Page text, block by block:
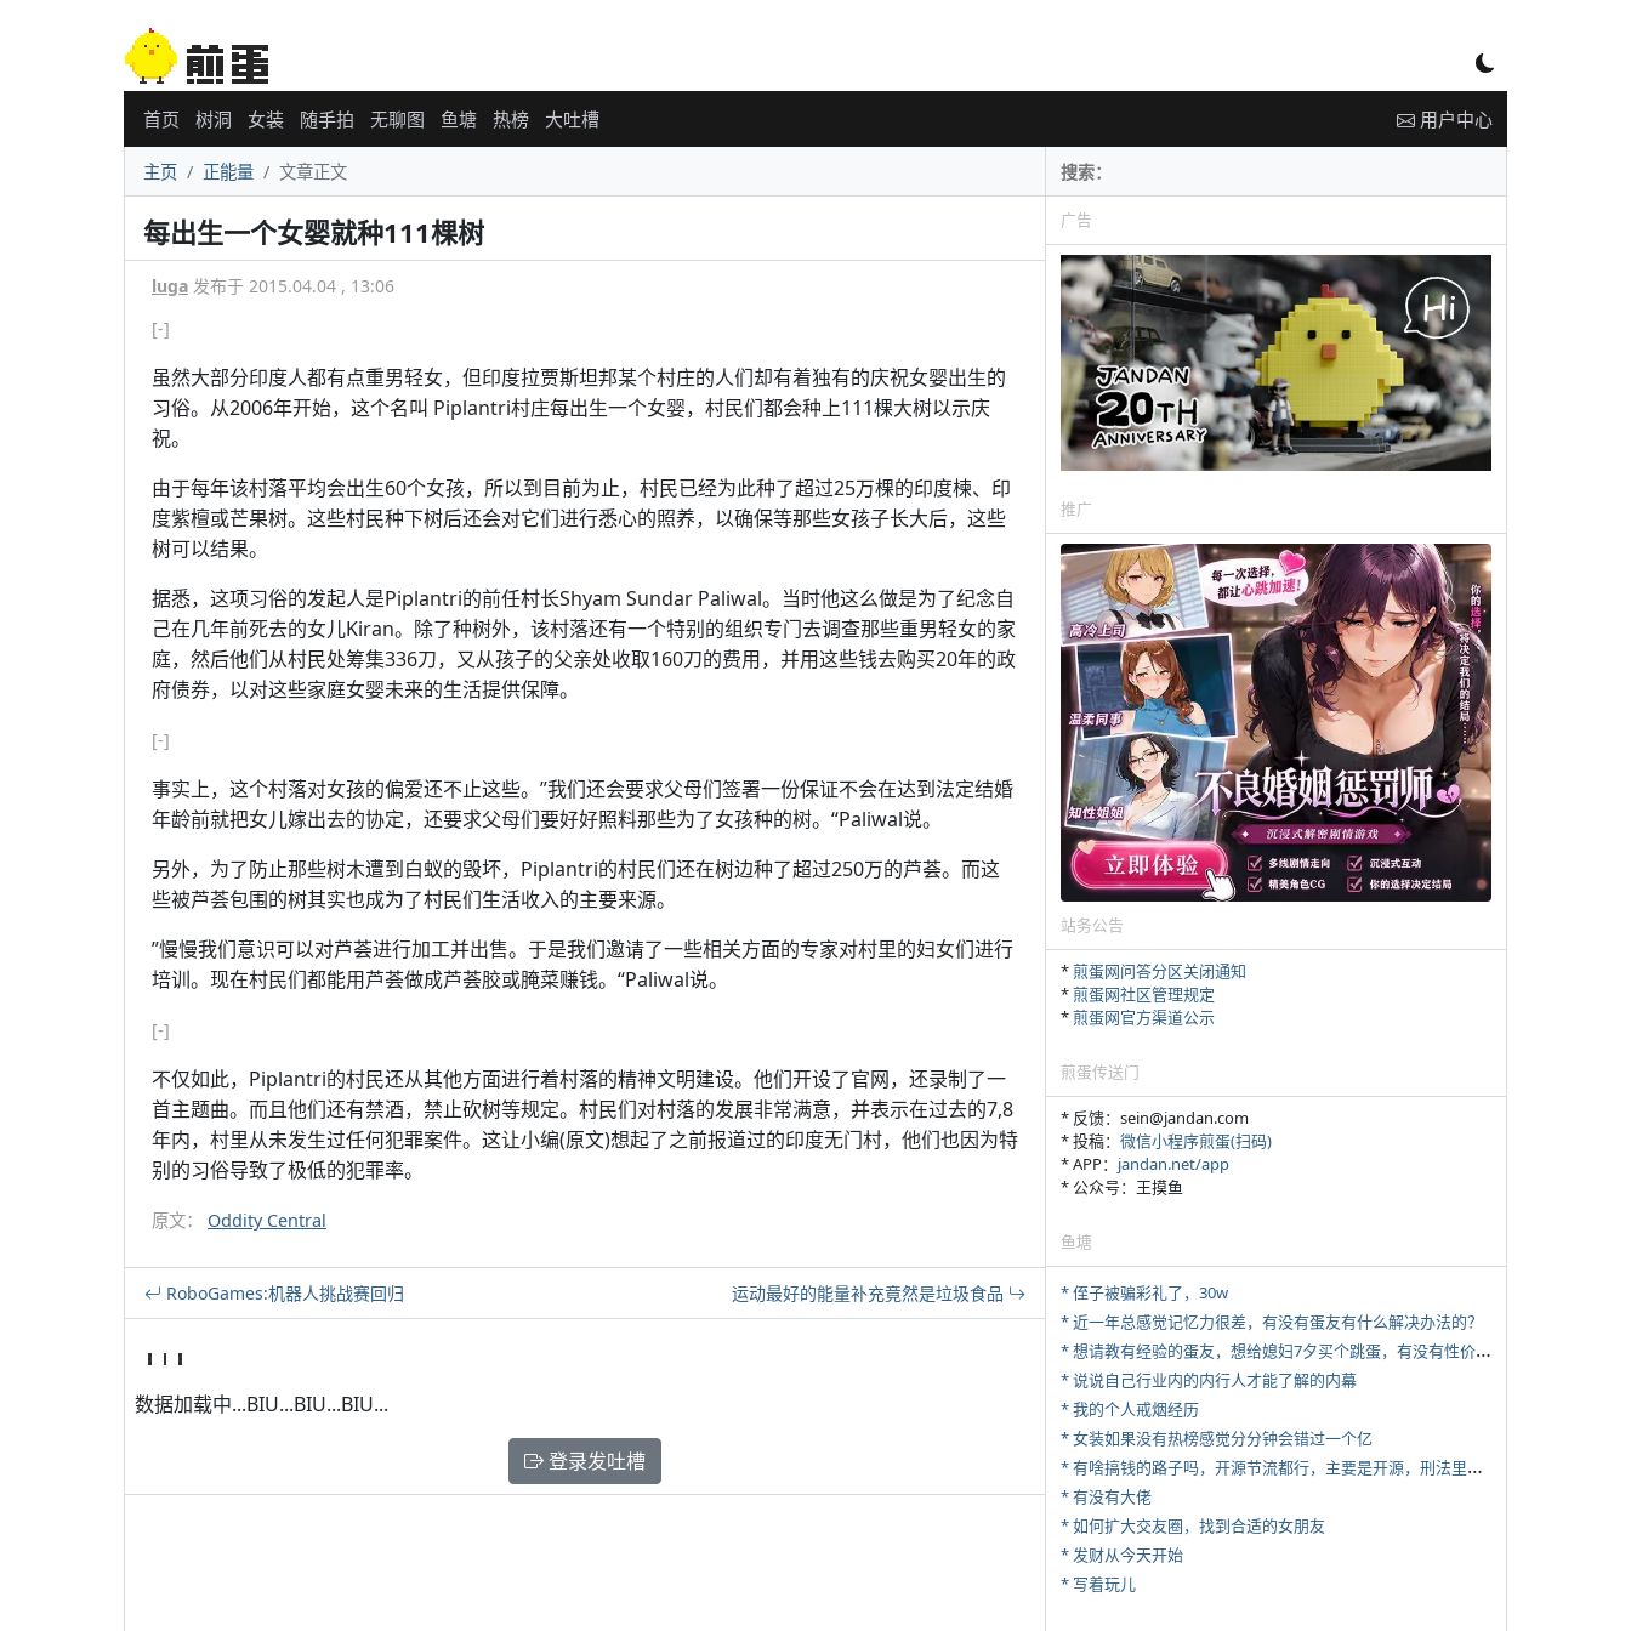
首页 树洞 女装 随手拍 无聊图 鱼塘 热榜 大吐槽 用户中心
主页 正能量 文章正文
每出生一个女婴就种111棵树
luga 发布于 2015.04.04 , 13:06
[-]
虽然大部分印度人都有点重男轻女，但印度拉贾斯坦邦某个村庄的人们却有着独有的庆祝女婴出生的
习俗。从2006年开始，这个名叫 Piplantri村庄每出生一个女婴，村民们都会种上111棵大树以示庆
祝。
由于每年该村落平均会出生60个女孩，所以到目前为止，村民已经为此种了超过25万棵的印度楝、印
度紫檀或芒果树。这些村民种下树后还会对它们进行悉心的照养，以确保等那些女孩子长大后，这些
树可以结果。
据悉，这项习俗的发起人是Piplantri的前任村长Shyam Sundar Paliwal。当时他这么做是为了纪念自
己在几年前死去的女儿Kiran。除了种树外，该村落还有一个特别的组织专门去调查那些重男轻女的家
庭，然后他们从村民处筹集336刀，又从孩子的父亲处收取160刀的费用，并用这些钱去购买20年的政
府债券，以对这些家庭女婴未来的生活提供保障。
[-]
事实上，这个村落对女孩的偏爱还不止这些。”我们还会要求父母们签署一份保证不会在达到法定结婚
年龄前就把女儿嫁出去的协定，还要求父母们要好好照料那些为了女孩种的树。“Paliwal说。
另外，为了防止那些树木遭到白蚁的毁坏，Piplantri的村民们还在树边种了超过250万的芦荟。而这
些被芦荟包围的树其实也成为了村民们生活收入的主要来源。
”慢慢我们意识可以对芦荟进行加工并出售。于是我们邀请了一些相关方面的专家对村里的妇女们进行
培训。现在村民们都能用芦荟做成芦荟胶或腌菜赚钱。“Paliwal说。
[-]
不仅如此，Piplantri的村民还从其他方面进行着村落的精神文明建设。他们开设了官网，还录制了一
首主题曲。而且他们还有禁酒，禁止砍树等规定。村民们对村落的发展非常满意，并表示在过去的7,8
年内，村里从未发生过任何犯罪案件。这让小编(原文)想起了之前报道过的印度无门村，他们也因为特
别的习俗导致了极低的犯罪率。
原文： Oddity Central
RoboGames:机器人挑战赛回归 运动最好的能量补充竟然是垃圾食品
数据加载中...BIU...BIU...BIU...
登录发吐槽
广告
推广
站务公告
*煎蛋网问答分区关闭通知
*煎蛋网社区管理规定
*煎蛋网官方渠道公示
煎蛋传送门
* 反馈：sein@jandan.com
* 投稿： 微信小程序煎蛋(扫码)
* APP： jandan.net/app
* 公众号：王摸鱼
鱼塘
* 侄子被骗彩礼了，30w
* 近一年总感觉记忆力很差，有没有蛋友有什么解决办法的？
*
想请教有经验的蛋友，想给媳妇7夕买个跳蛋，有没有性价比高的推荐
* 说说自己行业内的内行人才能了解的内幕
* 我的个人戒烟经历
* 女装如果没有热榜感觉分分钟会错过一个亿
*
有啥搞钱的路子吗，开源节流都行，主要是开源，刑法里的咱不做
* 有没有大佬
* 如何扩大交友圈，找到合适的女朋友
* 发财从今天开始
* 写着玩儿